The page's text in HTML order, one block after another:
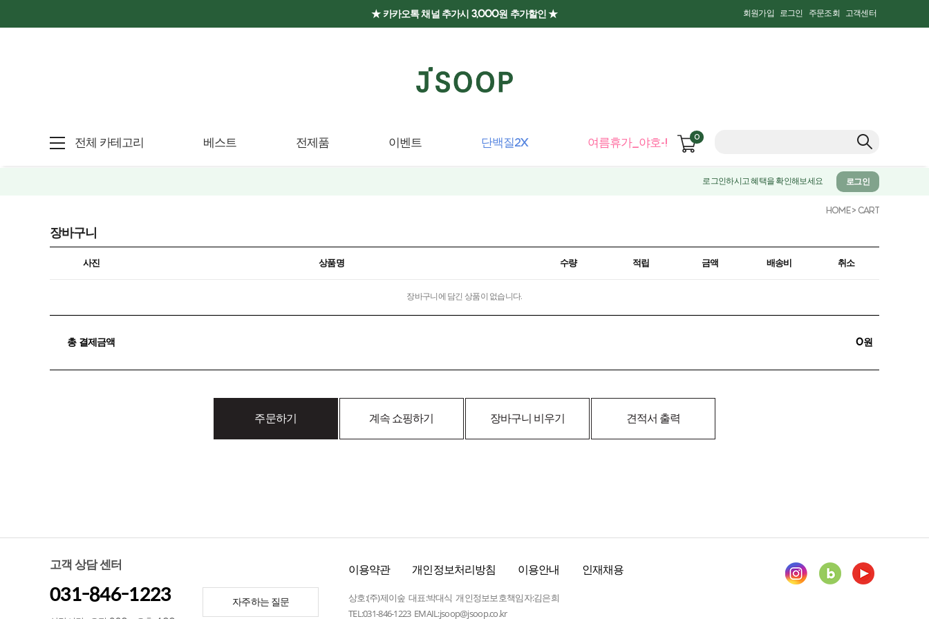
★ 카카오톡 채널 추가시 3,000원 추가할인 ★ 회원가입 로그인 주문조회 고객센터
전체 카테고리 베스트 전제품 이벤트 단백질2X 여름휴가_야호-! 0
로그인하시고 혜택을 확인해보세요 로그인
HOME> CART
장바구니
사진 상품명 수량 적립 금액 배송비 취소
장바구니에 담긴 상품이 없습니다.
총 결제금액 0원
주문하기 계속 쇼핑하기 장바구니 비우기 견적서 출력
고객 상담 센터
031-846-1223 자주하는 질문
이용약관 개인정보처리방침 이용안내 인재채용
상호:(주)제이숲 대표:박대식 개인정보보호책임자:김은희
TEL:031-846-1223 EMAIL:jsoop@jsoop.co.kr